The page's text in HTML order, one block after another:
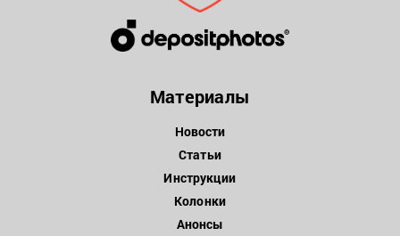
Материалы
Новости
Статьи
Инструкции
Колонки
Анонсы